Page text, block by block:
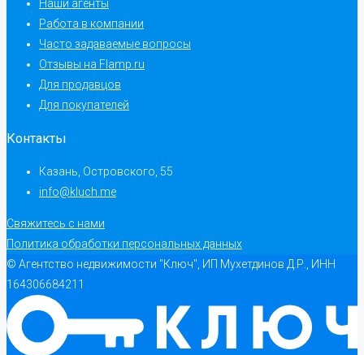
Наши агенты
Работа в компании
Часто задаваемые вопросы
Отзывы на Flamp.ru
Для продавцов
Для покупателей
Контакты
Казань, Островского, 55
info@kluch.me
Свяжитесь с нами
Политика обработки персональных данных
© Агентство недвижимости "Ключ", ИП Мухетдинов Д.Р., ИНН
164306684211